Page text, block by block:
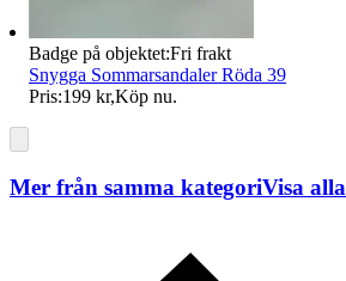
Badge på objektet:Fri frakt
Snygga Sommarsandaler Röda 39
Pris:199 kr,Köp nu.
Mer från samma kategoriVisa alla